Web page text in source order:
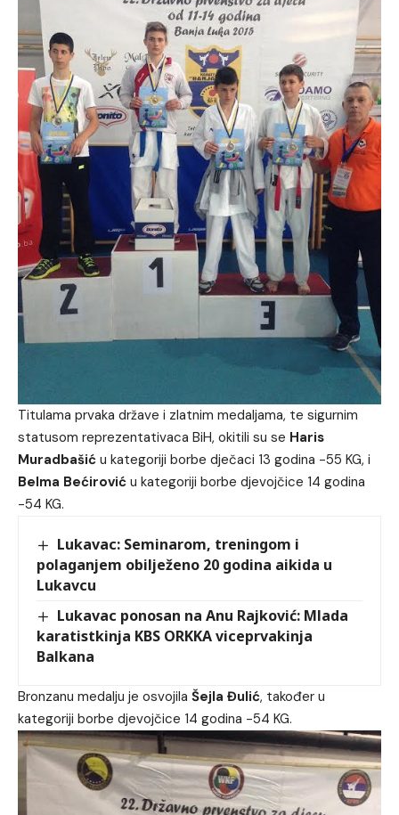
Titulama prvaka države i zlatnim medaljama, te sigurnim
statusom reprezentativaca BiH, okitili su se Haris
Muradbašić u kategoriji borbe dječaci 13 godina -55 KG, i
Belma Bećirović u kategoriji borbe djevojčice 14 godina
-54 KG.
Lukavac: Seminarom, treningom i
polaganjem obilježeno 20 godina aikida u
Lukavcu
Lukavac ponosan na Anu Rajković: Mlada
karatistkinja KBS ORKKA viceprvakinja
Balkana
Bronzanu medalju je osvojila Šejla Đulić, također u
kategoriji borbe djevojčice 14 godina -54 KG.